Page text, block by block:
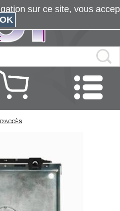
sur ce site, vous
OK